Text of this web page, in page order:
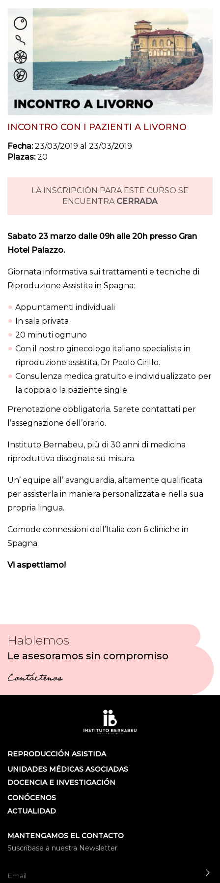
INCONTRO CON I PAZIENTI A LIVORNO
Fecha:23/03/2019 al 23/03/2019
Plazas:20
LA INSCRIPCIÓN PARA ESTE CURSO SE
ENCUENTRA CERRADA
Sabato 23 marzo dalle 09h alle 20h presso Gran
Hotel Palazzo.
Giornata informativa sui trattamenti e tecniche di
Riproduzione Assistita in Spagna:
Appuntamenti individuali
In sala privata
20 minuti ognuno
Con il nostro ginecologo italiano specialista in
riproduzione assistita, Dr Paolo Cirillo.
Consulenza medica gratuito e individualizzato per
la coppia o la paziente single.
Prenotazione obbligatoria. Sarete contattati per
l’assegnazione dell’orario.
Instituto Bernabeu, più di 30 anni di medicina
riproduttiva disegnata su misura.
Un’ equipe all’ avanguardia, altamente qualificata
per assisterla in maniera personalizzata e nella sua
propria lingua.
Comode connessioni dall’Italia con 6 cliniche in
Spagna.
Vi aspettiamo!
Hablemos
Le asesoramos sin compromiso
Contáctenos
REPRODUCCIÓN ASISTIDA
UNIDADES MÉDICAS ASOCIADAS
DOCENCIA E INVESTIGACIÓN
CONÓCENOS
ACTUALIDAD
MANTENGAMOS EL CONTACTO
Suscríbase a nuestra Newsletter